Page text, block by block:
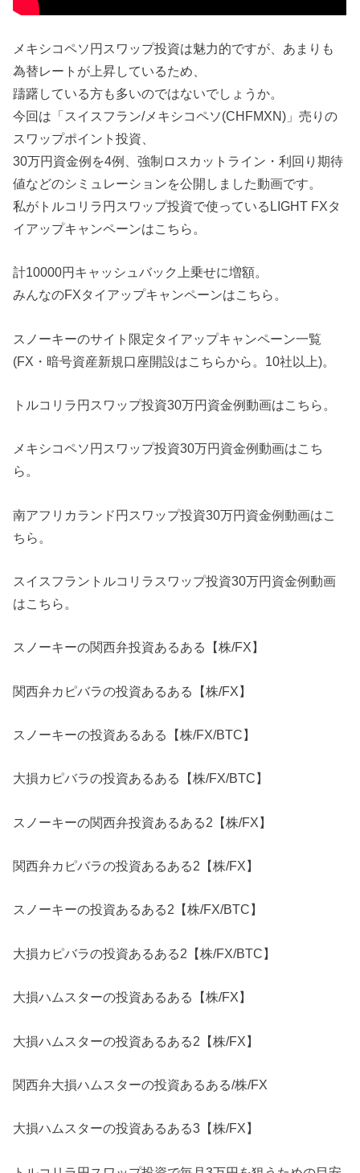
メキシコペソ円スワップ投資は魅力的ですが、あまりも
為替レートが上昇しているため、
躊躇している方も多いのではないでしょうか。
今回は「スイスフラン/メキシコペソ(CHFMXN)」売りの
スワップポイント投資、
30万円資金例を4例、強制ロスカットライン・利回り期待
値などのシミュレーションを公開しました動画です。
私がトルコリラ円スワップ投資で使っているLIGHT FXタ
イアップキャンペーンはこちら。
計10000円キャッシュバック上乗せに増額。
みんなのFXタイアップキャンペーンはこちら。
スノーキーのサイト限定タイアップキャンペーン一覧
(FX・暗号資産新規口座開設はこちらから。10社以上)。
トルコリラ円スワップ投資30万円資金例動画はこちら。
メキシコペソ円スワップ投資30万円資金例動画はこち
ら。
南アフリカランド円スワップ投資30万円資金例動画はこ
ちら。
スイスフラントルコリラスワップ投資30万円資金例動画
はこちら。
スノーキーの関西弁投資あるある【株/FX】
関西弁カピバラの投資あるある【株/FX】
スノーキーの投資あるある【株/FX/BTC】
大損カピバラの投資あるある【株/FX/BTC】
スノーキーの関西弁投資あるある2【株/FX】
関西弁カピバラの投資あるある2【株/FX】
スノーキーの投資あるある2【株/FX/BTC】
大損カピバラの投資あるある2【株/FX/BTC】
大損ハムスターの投資あるある【株/FX】
大損ハムスターの投資あるある2【株/FX】
関西弁大損ハムスターの投資あるある/株/FX
大損ハムスターの投資あるある3【株/FX】